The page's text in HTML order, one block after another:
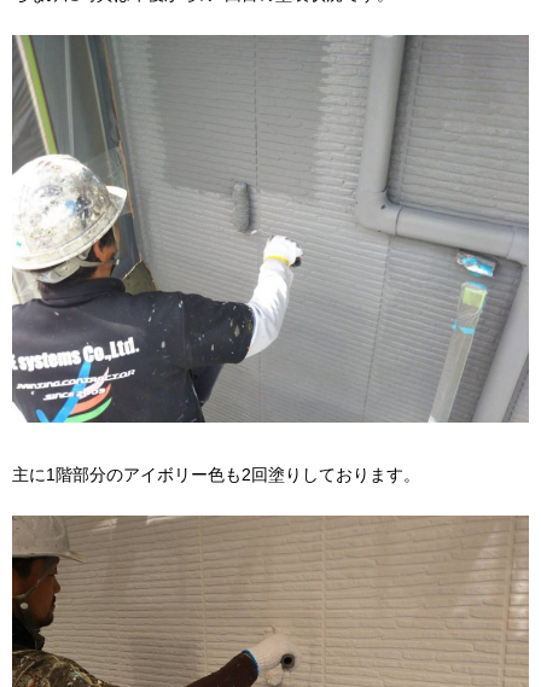
主に1階部分のアイボリー色も2回塗りしております。